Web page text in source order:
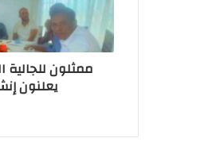
ممثلون للجالية
يعلنون